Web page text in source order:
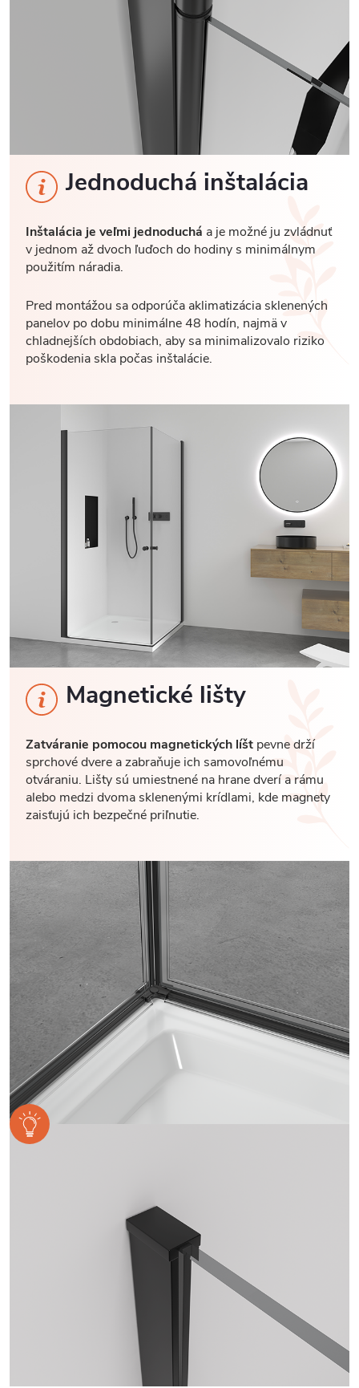
Jednoduchá inštalácia
Inštalácia je veľmi jednoduchá a je možné ju zvládnuť
v jednom až dvoch ľuďoch do hodiny s minimálnym
použitím náradia.
Pred montážou sa odporúča aklimatizácia sklenených
panelov po dobu minimálne 48 hodín, najmä v
chladnejších obdobiach, aby sa minimalizovalo riziko
poškodenia skla počas inštalácie.
Magnetické lišty
Zatváranie pomocou magnetických líšt pevne drží
sprchové dvere a zabraňuje ich samovoľnému
otváraniu. Lišty sú umiestnené na hrane dverí a rámu
alebo medzi dvoma sklenenými krídlami, kde magnety
zaisťujú ich bezpečné priľnutie.